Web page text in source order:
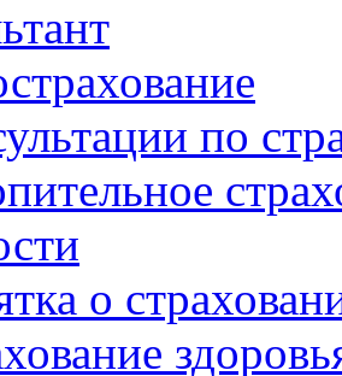
по
о